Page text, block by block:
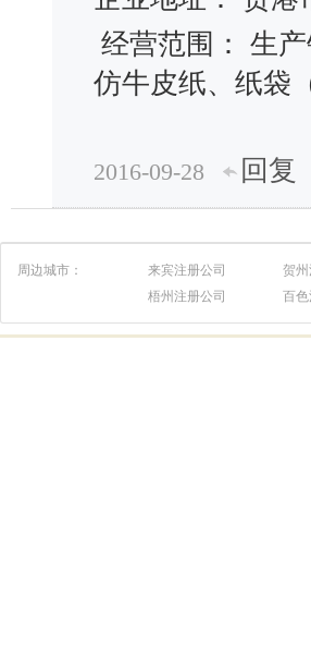
经营范围： 生
仿牛皮纸、纸袋
2016-09-28 回复
周边城市： 来宾注册公司 贺州
梧州注册公司
百色